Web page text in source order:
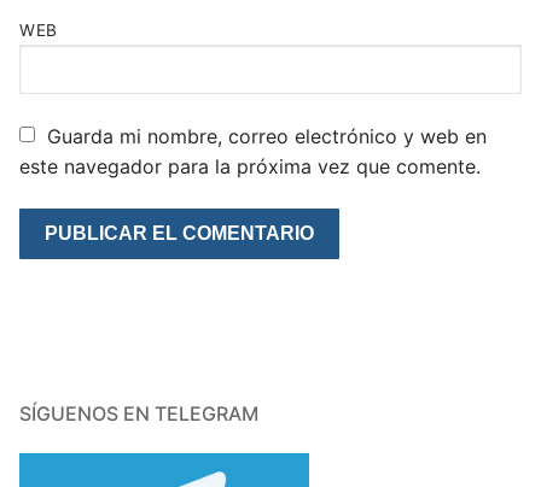
WEB
Guarda mi nombre, correo electrónico y web en
este navegador para la próxima vez que comente.
SÍGUENOS EN TELEGRAM